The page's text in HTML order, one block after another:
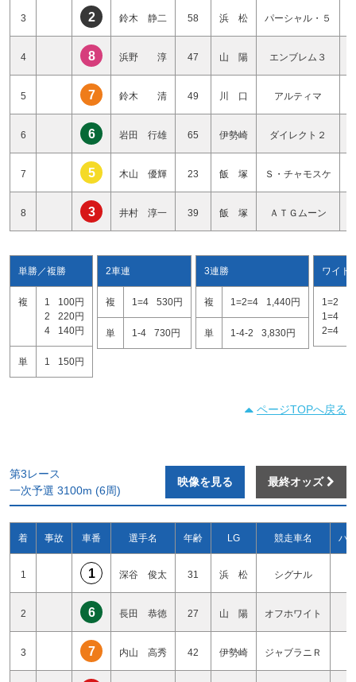
3 2 鈴木 静二 58 浜 松 パーシャル・５
4 8 浜野 淳 47 山 陽 エンブレム３
5 7 鈴木 清 49 川 口 アルティマ
6 6 岩田 行雄 65 伊勢崎 ダイレクト２
7 5 木山 優輝 23 飯 塚 Ｓ・チャモスケ
8 3 井村 淳一 39 飯 塚 ＡＴＧムーン
単勝／複勝
複 1
100円
2
220円
4
140円
単 1 150円
2車連
複 1=4 530円
単 1-4 730円
3連勝
複 1=2=4 1,440円
単 1-4-2 3,830円
ワイド
1=2
1=4
2=4
ページTOPへ戻る
第3レース
一次予選 3100m (6周)
映像を見る 最終オッズ
着 事故 車番 選手名 年齢 LG 競走車名 ハ
1 1 深谷 俊太 31 浜 松 シグナル
2 6 長田 恭徳 27 山 陽 オフホワイト
3 7 内山 高秀 42 伊勢崎 ジャブラニＲ